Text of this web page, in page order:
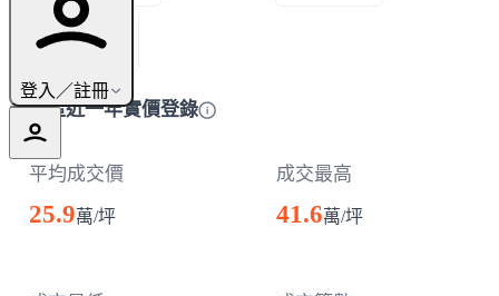
登入／註冊
成交明細
善化區近一年實價登錄
平均成交價
25.9萬/坪
成交最高
41.6萬/坪